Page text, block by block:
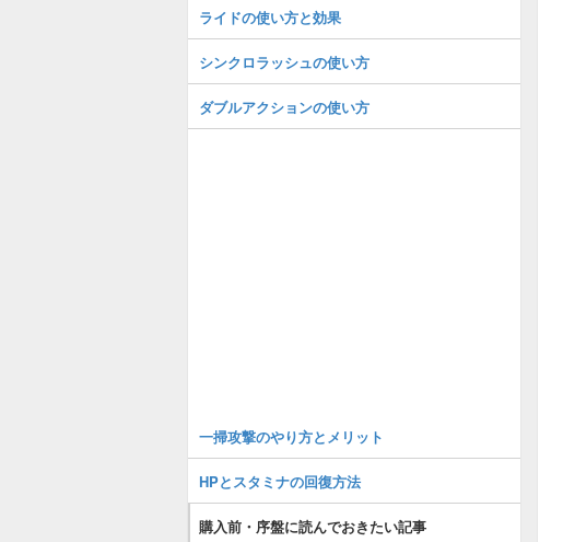
ライドの使い方と効果
シンクロラッシュの使い方
ダブルアクションの使い方
一掃攻撃のやり方とメリット
HPとスタミナの回復方法
購入前・序盤に読んでおきたい記事